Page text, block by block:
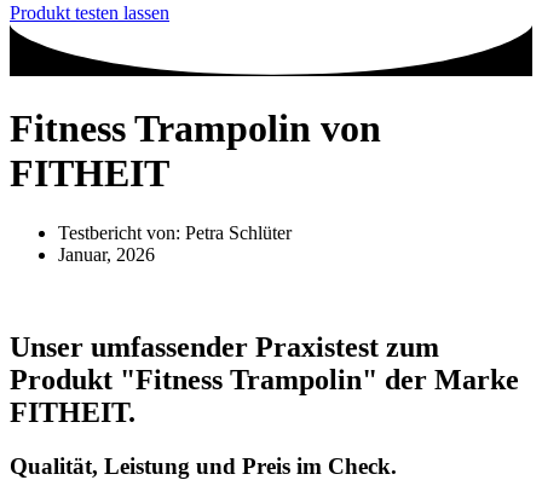
Produkt testen lassen
Fitness Trampolin von
FITHEIT
Testbericht von: Petra Schlüter
Januar, 2026
Unser umfassender Praxistest zum
Produkt "Fitness Trampolin" der Marke
FITHEIT.
Qualität, Leistung und Preis im Check.